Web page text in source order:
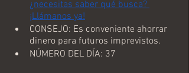
¿necesitas saber qué busca?
¡Llámanos ya!
CONSEJO: Es conveniente ahorrar
dinero para futuros imprevistos.
NÚMERO DEL DÍA: 37